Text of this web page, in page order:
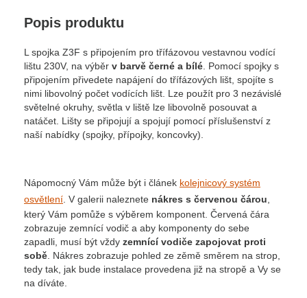
Popis produktu
L spojka Z3F s připojením pro třífázovou vestavnou vodící
lištu 230V, na výběr v barvě černé a bílé . Pomocí spojky s
připojením přivedete napájení do třífázových lišt, spojíte s
nimi libovolný počet vodících lišt. Lze použít pro 3 nezávislé
světelné okruhy, světla v liště lze libovolně posouvat a
natáčet. Lišty se připojují a spojují pomocí příslušenství z
naší nabídky (spojky, přípojky, koncovky).
Nápomocný Vám může být i článek kolejnicový systém
osvětlení . V galerii naleznete nákres s červenou čárou
který Vám pomůže s výběrem komponent. Červená čára
zobrazuje zemnící vodič a aby komponenty do sebe
zapadli, musí být vždy zemnící vodiče zapojovat proti
sobě . Nákres zobrazuje pohled ze zěmě směrem na strop,
tedy tak, jak bude instalace provedena již na stropě a Vy se
na díváte.